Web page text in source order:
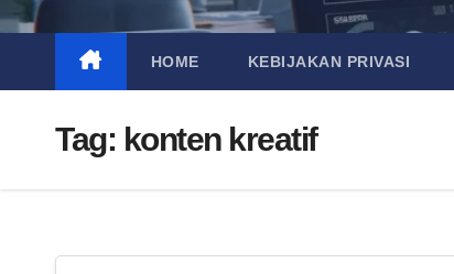
HOME KEBIJAKAN PRIVASI
Tag: konten kreatif